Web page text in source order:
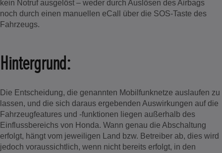
kein Notruf ausgelöst – weder durch Auslösen des Airbags
noch durch einen manuellen eCall über die SOS-Taste des
Fahrzeugs.
Hintergrund:
Die Entscheidung, die genannten Mobilfunknetze auslaufen zu
lassen, und die sich daraus ergebenden Auswirkungen auf die
Fahrzeugfeatures und -funktionen liegen außerhalb des
Einflussbereichs von Honda. Wann genau die Abschaltung
erfolgt, hängt vom jeweiligen Land bzw. Betreiber ab, dies wird
jedoch voraussichtlich, wenn nicht bereits erfolgt, in den